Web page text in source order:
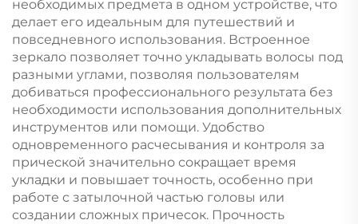
необходимых предмета в одном устройстве, что
делает его идеальным для путешествий и
повседневного использования. Встроенное
зеркало позволяет точно укладывать волосы под
разными углами, позволяя пользователям
добиваться профессионального результата без
необходимости использования дополнительных
инструментов или помощи. Удобство
одновременного расчесывания и контроля за
прической значительно сокращает время
укладки и повышает точность, особенно при
работе с затылочной частью головы или
создании сложных причесок. Прочность